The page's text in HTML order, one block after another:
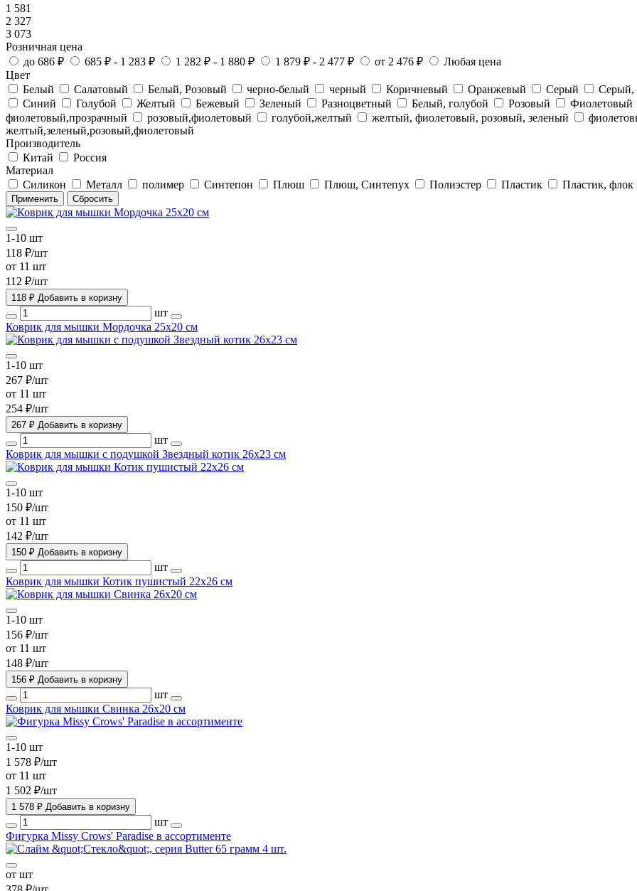
1 581
2 327
3 073
Розничная цена
до 686 ₽
685 ₽ - 1 283 ₽ 1 282 ₽ - 1 880 ₽ 1 879 ₽ - 2 477 ₽ от 2 476 ₽
Любая цена
Цвет
Белый
Салатовый Белый, Розовый черно-белый черный Коричневый Оранжевый Серый Серый,
Синий
Голубой Желтый Бежевый Зеленый Разноцветный Белый, голубой Розовый Фиолетовый
фиолетовый,прозрачный
розовый,фиолетовый голубой,желтый желтый, фиолетовый, розовый, зеленый
желтый,зеленый,розовый,фиолетовый
Производитель
Китай
Россия
Материал
Силикон
Металл полимер Синтепон Плюш Плюш, Синтепух Полиэстер Пластик Пластик, флок
1-10 шт
118 ₽/шт
от 11 шт
112 ₽/шт
118 ₽ Добавить в коризну
шт
Коврик для мышки Мордочка 25х20 см
1-10 шт
267 ₽/шт
от 11 шт
254 ₽/шт
267 ₽ Добавить в коризну
шт
Коврик для мышки с подушкой Звездный котик 26х23 см
1-10 шт
150 ₽/шт
от 11 шт
142 ₽/шт
150 ₽ Добавить в коризну
шт
Коврик для мышки Котик пушистый 22х26 см
1-10 шт
156 ₽/шт
от 11 шт
148 ₽/шт
156 ₽ Добавить в коризну
шт
Коврик для мышки Свинка 26х20 см
1-10 шт
1 578 ₽/шт
от 11 шт
1 502 ₽/шт
1 578 ₽ Добавить в коризну
шт
Фигурка Missy Crows' Paradise в ассортименте
от шт